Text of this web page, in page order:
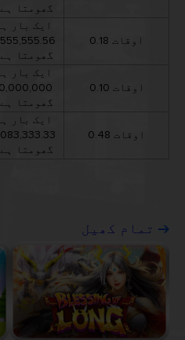
گھومتا
ایک بار ہر
گھومتا
ایک بار ہر
گھومتا
ایک بار ہر
گھومتا
0.18 اوقات
0.10 اوقات
0.48 اوقات
تمام کھیل